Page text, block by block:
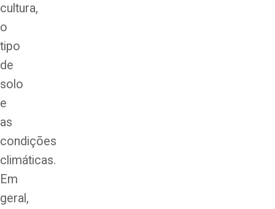
cultura,
o
tipo
de
solo
e
as
condições
climáticas.
Em
geral,